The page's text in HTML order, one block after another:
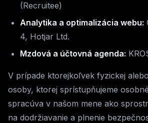
(Recruitee)
Analytika a optimalizácia webu:
4, Hotjar Ltd.
Mzdová a účtovná agenda:
V prípade ktorejkoľvek fyzickej
osoby, ktorej sprístupňujeme
spracúva v našom mene ako
na dodržiavanie a plnenie